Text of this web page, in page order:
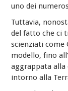
uno dei
Tuttavia,
del fatto che ci
scienziati come
modello, fino
aggrappata alla
intorno alla